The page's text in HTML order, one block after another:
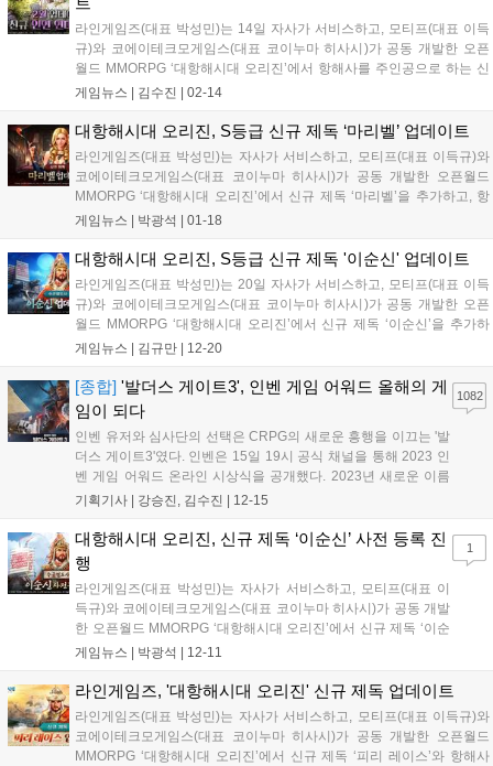
라인게임즈(대표 박성민)는 14일 자사가 서비스하고, 모티프(대표 이득
규)와 코에이테크모게임스(대표 코이누마 히사시)가 공동 개발한 오픈
월드 MMORPG ‘대항해시대 오리진’에서 항해사를 주인공으로 하는 신
규 콘텐츠 ‘인연 연대기’를 선보였다. 제독이 아닌 항해사가 주인공으로
텐츠다. 연...
게임뉴스 | 김수진 02-14
대항해시대 오리진, S등급 신규 제독 ‘마리벨’ 업데이트
라인게임즈(대표 박성민)는 자사가 서비스하고, 모티프(대표 이득규)와
코에이테크모게임스(대표 코이누마 히사시)가 공동 개발한 오픈월드
MMORPG ‘대항해시대 오리진’에서 신규 제독 ‘마리벨’을 추가하고, 항
해사 5명과 신규 콘텐츠 업데이트를 진행했다고 18일 밝혔다. S등급 신
이었으...
게임뉴스 | 박광석 01-18
대항해시대 오리진, S등급 신규 제독 '이순신' 업데이트
라인게임즈(대표 박성민)는 20일 자사가 서비스하고, 모티프(대표 이득
규)와 코에이테크모게임스(대표 코이누마 히사시)가 공동 개발한 오픈
월드 MMORPG ‘대항해시대 오리진’에서 신규 제독 ‘이순신’을 추가하
고, 항해사 4명을 비롯한 콘텐츠 업데이트를 진행했다. 신규 제독 ‘이순
S등급...
게임뉴스 | 김규만 12-20
[종합] '발더스 게이트3', 인벤 게임 어워드 올해의 게
임이 되다
인벤 유저와 심사단의 선택은 CRPG의 새로운 흥행을 이끄는 '발
더스 게이트3'였다. 인벤은 15일 19시 공식 채널을 통해 2023 인
벤 게임 어워드 온라인 시상식을 공개했다. 2023년 새로운 이름
으로 재정비, 유저 투표 부문을 크게 늘린 인벤 게임 어워드는 이
고 등급 부문인 '올해의 게임...
기획기사 | 강승진, 김수진 12-15
1082
대항해시대 오리진, 신규 제독 ‘이순신’ 사전 등록 진
행
라인게임즈(대표 박성민)는 자사가 서비스하고, 모티프(대표 이
득규)와 코에이테크모게임스(대표 코이누마 히사시)가 공동 개발
한 오픈월드 MMORPG ‘대항해시대 오리진’에서 신규 제독 ‘이순
신’ 업데이트 사전 등록 이벤트를 진행한다고 11일 밝혔다. 이번
을 즐기는 이용자라면 누구나 전용 페이...
게임뉴스 | 박광석 12-11
1
라인게임즈, '대항해시대 오리진' 신규 제독 업데이트
라인게임즈(대표 박성민)는 자사가 서비스하고, 모티프(대표 이득규)와
코에이테크모게임스(대표 코이누마 히사시)가 공동 개발한 오픈월드
MMORPG ‘대항해시대 오리진’에서 신규 제독 ‘피리 레이스’와 항해사